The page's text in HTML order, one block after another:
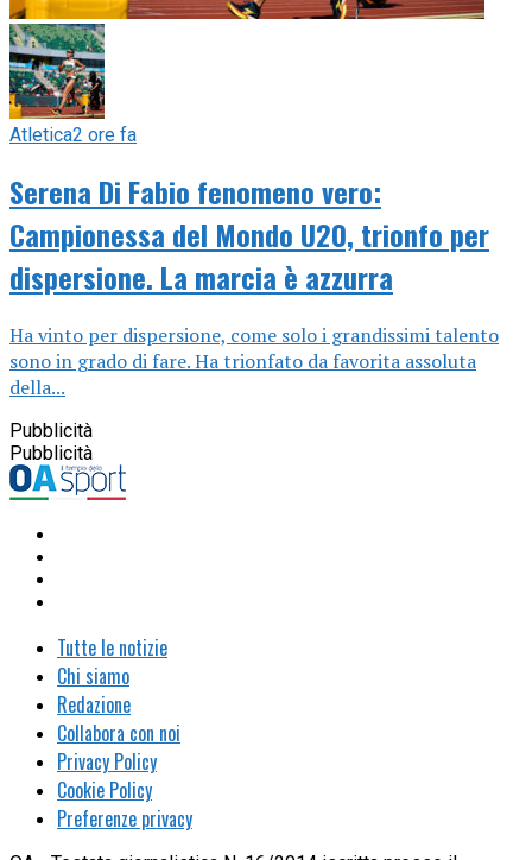
Atletica2 ore fa
Serena Di Fabio fenomeno vero:
Campionessa del Mondo U20, trionfo per
dispersione. La marcia è azzurra
Ha vinto per dispersione, come solo i grandissimi talento
sono in grado di fare. Ha trionfato da favorita assoluta
della...
Pubblicità
Pubblicità
Tutte le notizie
Chi siamo
Redazione
Collabora con noi
Privacy Policy
Cookie Policy
Preferenze privacy